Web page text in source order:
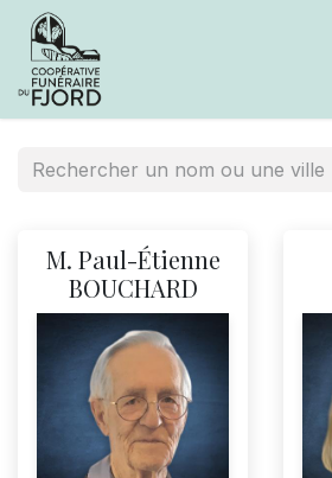
M. Paul-Étienne
BOUCHARD